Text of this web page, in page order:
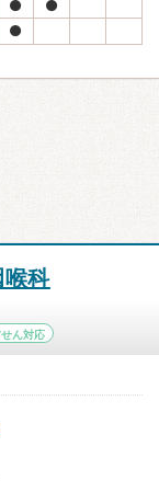
喉科
ん対応